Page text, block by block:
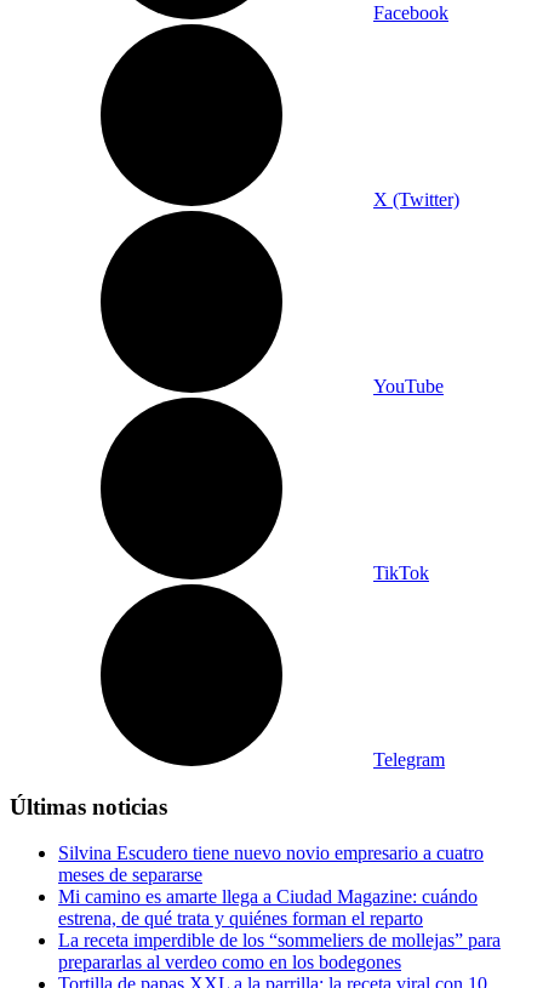
Facebook
X (Twitter)
YouTube
TikTok
Telegram
Últimas noticias
Silvina Escudero tiene nuevo novio empresario a cuatro
meses de separarse
Mi camino es amarte llega a Ciudad Magazine: cuándo
estrena, de qué trata y quiénes forman el reparto
La receta imperdible de los “sommeliers de mollejas” para
prepararlas al verdeo como en los bodegones